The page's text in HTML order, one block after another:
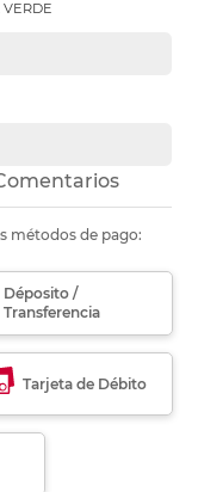
VERDE
métodos de pago:
Déposito /
Transferencia
Tarjeta de Débito